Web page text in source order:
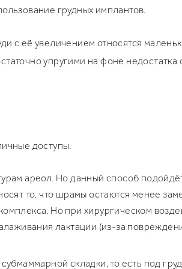
грудных имплантов.
с её увеличением относятся
упругими на фоне
доступы:
ареол. Но данный способ
то, что шрамы остаются менее
Но при хирургическом
лактации (из-за
складки, то есть под